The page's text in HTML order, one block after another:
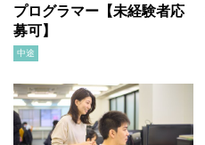
プログラマー【未経験者応
募可】
中途